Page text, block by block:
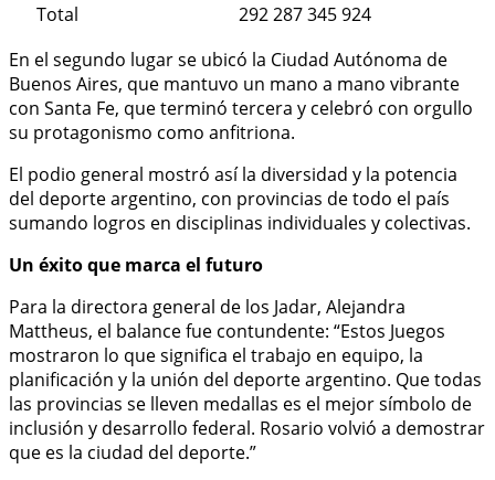
Total
292287345924
En el segundo lugar se ubicó la Ciudad Autónoma de
Buenos Aires, que mantuvo un mano a mano vibrante
con Santa Fe, que terminó tercera y celebró con orgullo
su protagonismo como anfitriona.
El podio general mostró así la diversidad y la potencia
del deporte argentino, con provincias de todo el país
sumando logros en disciplinas individuales y colectivas.
Un éxito que marca el futuro
Para la directora general de los Jadar, Alejandra
Mattheus, el balance fue contundente: “Estos Juegos
mostraron lo que significa el trabajo en equipo, la
planificación y la unión del deporte argentino. Que todas
las provincias se lleven medallas es el mejor símbolo de
inclusión y desarrollo federal. Rosario volvió a demostrar
que es la ciudad del deporte.”